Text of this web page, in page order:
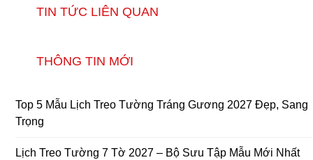
TIN TỨC LIÊN QUAN
THÔNG TIN MỚI
Top 5 Mẫu Lịch Treo Tường Tráng Gương 2027 Đẹp, Sang
Trọng
Lịch Treo Tường 7 Tờ 2027 – Bộ Sưu Tập Mẫu Mới Nhất